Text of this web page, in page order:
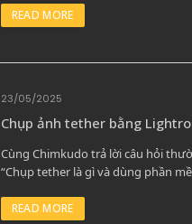
READ MORE
23/05/2025
Chụp ảnh tether bằng
Cùng Chimkudo trả lời câu hỏi
“Chụp tether là gì và dùng phần
READ MORE